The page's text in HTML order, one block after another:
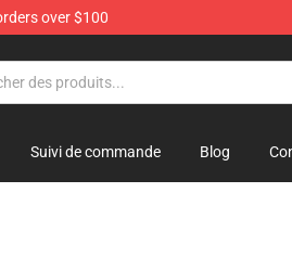
over $100
Suivi de commande Blog